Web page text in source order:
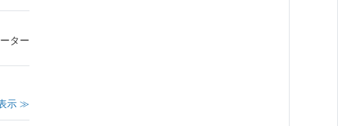
ター
示 ≫